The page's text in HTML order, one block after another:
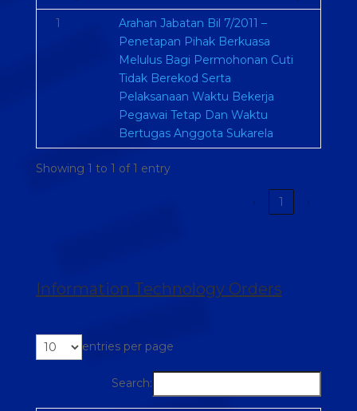
1
Arahan Jabatan Bil 7/2011 –
Penetapan Pihak Berkuasa
Melulus Bagi Permohonan Cuti
Tidak Berekod Serta
Pelaksanaan Waktu Bekerja
Pegawai Tetap Dan Waktu
Bertugas Anggota Sukarela
Showing 1 to 1 of 1 entry
‹ 1 ›
Information Technology Orders
entries per page
Search: